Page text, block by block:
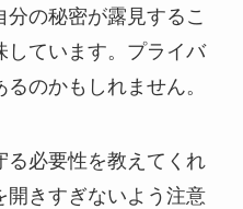
の秘密が露見するこ
しています。プライバ
のかもしれません。
る必要性を教えてくれ
開きすぎないよう注意